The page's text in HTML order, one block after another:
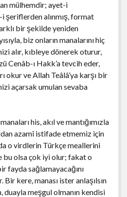
mülhemdir; ayet-i
şeriflerden alınmış, format
bir şekilde yeniden
biz onların manalarını hiç
alır, kıbleye dönerek oturur,
Cenâb-ı Hakk’a tevcih eder,
okur ve Allah Teâlâ’ya karşı bir
açarsak umulan sevaba
his, akıl ve mantığımızla
azamî istifade etmemiz için
o virdlerin Türkçe meallerini
bu olsa çok iyi olur; fakat o
fayda sağlamayacağını
Bir kere, manası ister anlaşılsın
duayla meşgul olmanın kendisi